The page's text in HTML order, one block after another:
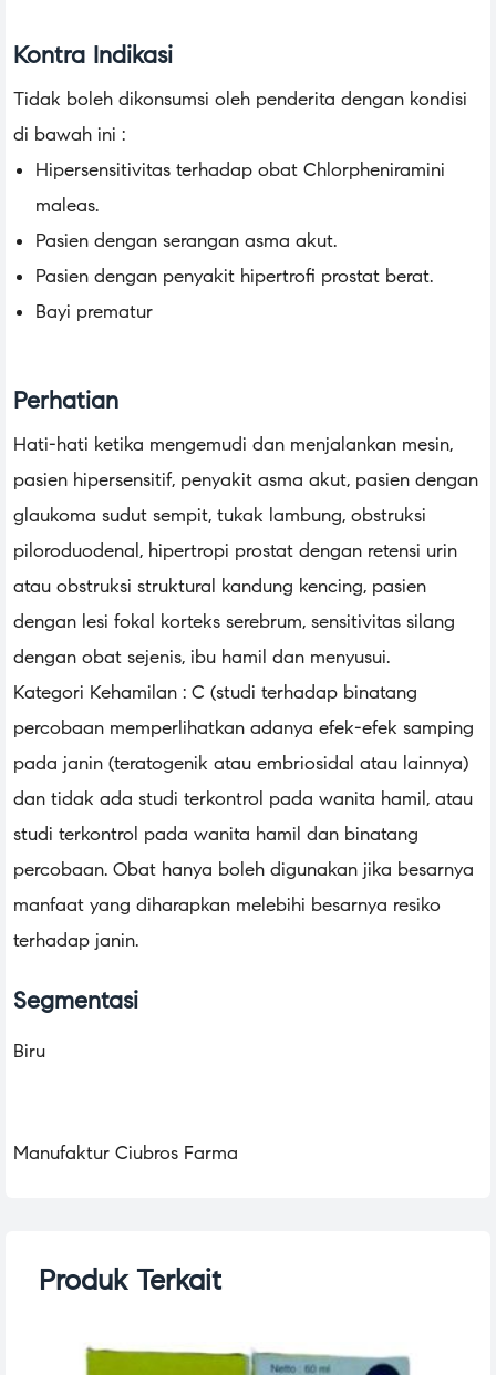
Kontra Indikasi
Tidak boleh dikonsumsi oleh penderita dengan kondisi
di bawah ini :
Hipersensitivitas terhadap obat Chlorpheniramini
maleas.
Pasien dengan serangan asma akut.
Pasien dengan penyakit hipertrofi prostat berat.
Bayi prematur
Perhatian
Hati-hati ketika mengemudi dan menjalankan mesin,
pasien hipersensitif, penyakit asma akut, pasien dengan
glaukoma sudut sempit, tukak lambung, obstruksi
piloroduodenal, hipertropi prostat dengan retensi urin
atau obstruksi struktural kandung kencing, pasien
dengan lesi fokal korteks serebrum, sensitivitas silang
dengan obat sejenis, ibu hamil dan menyusui.
Kategori Kehamilan : C (studi terhadap binatang
percobaan memperlihatkan adanya efek-efek samping
pada janin (teratogenik atau embriosidal atau lainnya)
dan tidak ada studi terkontrol pada wanita hamil, atau
studi terkontrol pada wanita hamil dan binatang
percobaan. Obat hanya boleh digunakan jika besarnya
manfaat yang diharapkan melebihi besarnya resiko
terhadap janin.
Segmentasi
Biru
Manufaktur Ciubros Farma
Produk Terkait